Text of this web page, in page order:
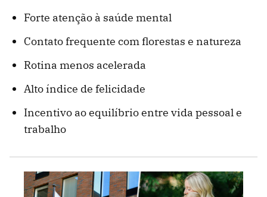
Forte atenção à saúde mental
Contato frequente com florestas e natureza
Rotina menos acelerada
Alto índice de felicidade
Incentivo ao equilíbrio entre vida pessoal e
trabalho